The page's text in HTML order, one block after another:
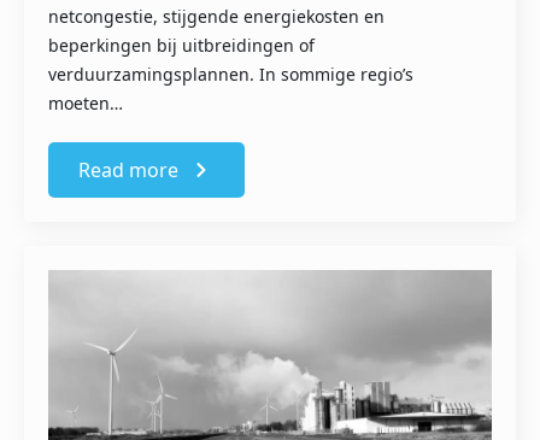
netcongestie, stijgende energiekosten en
beperkingen bij uitbreidingen of
verduurzamingsplannen. In sommige regio’s
moeten…
Read more